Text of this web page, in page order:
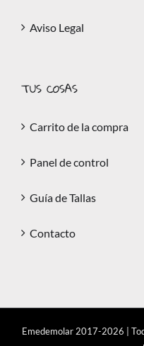
Aviso Legal
TUS COSAS
Carrito de la compra
Panel de control
Guía de Tallas
Contacto
Emedemolar 2017-2026 |